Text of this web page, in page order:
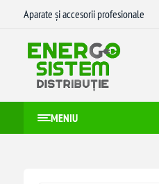
Aparate și accesorii profesionale
MENIU